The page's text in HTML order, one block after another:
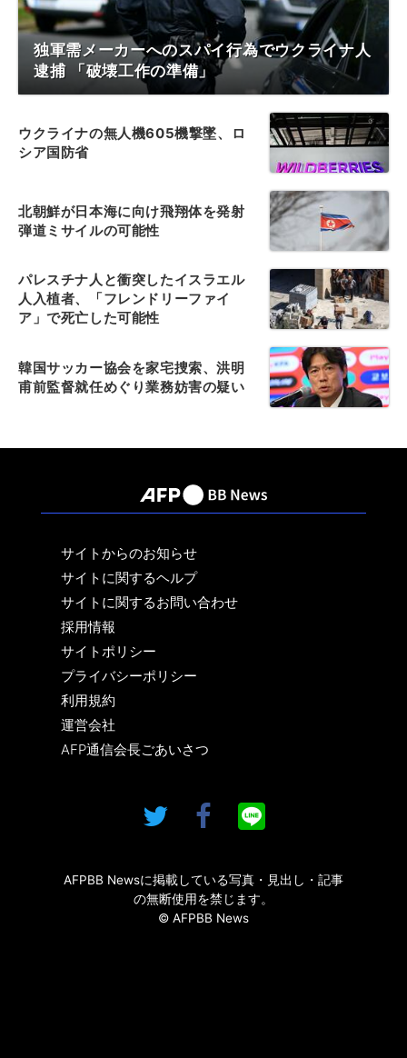
独軍需メーカーへのスパイ行為でウクライナ人
逮捕 「破壊工作の準備」
ウクライナの無人機605機撃墜、ロ
シア国防省
北朝鮮が日本海に向け飛翔体を発射
弾道ミサイルの可能性
パレスチナ人と衝突したイスラエル
人入植者、「フレンドリーファイ
ア」で死亡した可能性
韓国サッカー協会を家宅捜索、洪明
甫前監督就任めぐり業務妨害の疑い
サイトからのお知らせ
サイトに関するヘルプ
サイトに関するお問い合わせ
採用情報
サイトポリシー
プライバシーポリシー
利用規約
運営会社
AFP通信会長ごあいさつ
AFPBB Newsに掲載している写真・見出し・記事
の無断使用を禁じます。
© AFPBB News